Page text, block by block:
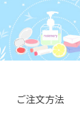
ご注文方法